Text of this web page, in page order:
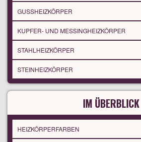
GUSSHEIZKÖRPER
KUPFER- UND MESSINGHEIZKÖRPER
STAHLHEIZKÖRPER
STEINHEIZKÖRPER
IM ÜBERBLICK
HEIZKÖRPERFARBEN